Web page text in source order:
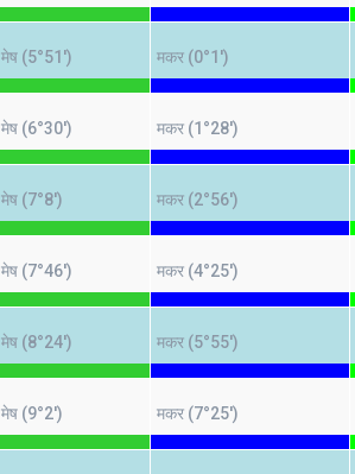
मेष (5°51') मकर (0°1')
मेष (6°30') मकर (1°28')
मेष (7°8') मकर (2°56')
मेष (7°46') मकर (4°25')
मेष (8°24') मकर (5°55')
मेष (9°2') मकर (7°25')